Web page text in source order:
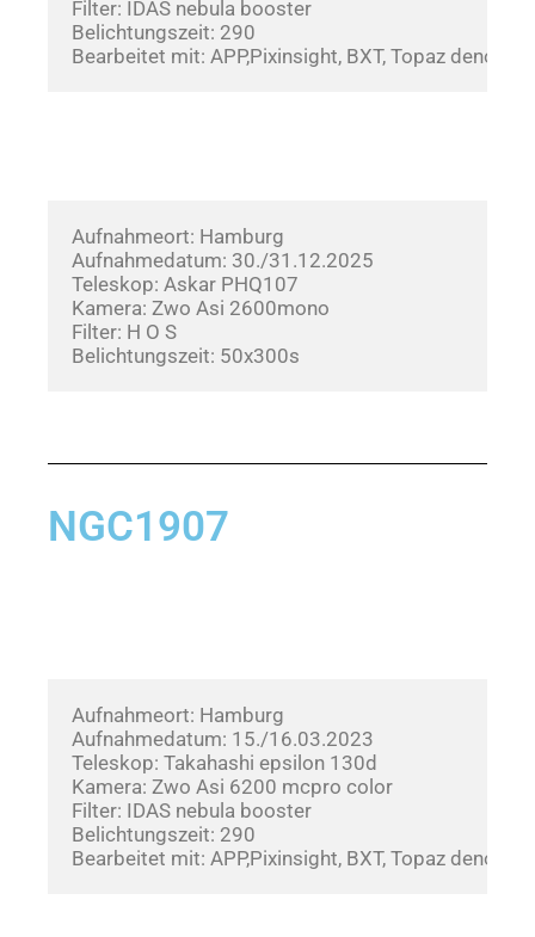
Filter: IDAS nebula booster
Belichtungszeit: 290
Bearbeitet mit: APP,Pixinsight, BXT, Topaz denoise
Aufnahmeort: Hamburg
Aufnahmedatum: 30./31.12.2025
Teleskop: Askar PHQ107
Kamera: Zwo Asi 2600mono
Filter: H O S
Belichtungszeit: 50x300s
NGC1907
Aufnahmeort: Hamburg
Aufnahmedatum: 15./16.03.2023
Teleskop: Takahashi epsilon 130d
Kamera: Zwo Asi 6200 mcpro color
Filter: IDAS nebula booster
Belichtungszeit: 290
Bearbeitet mit: APP,Pixinsight, BXT, Topaz denoise